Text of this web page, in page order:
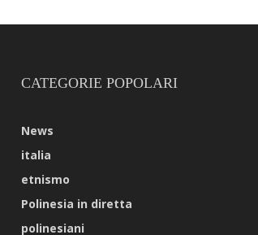
CATEGORIE POPOLARI
News
italia
etnismo
Polinesia in diretta
polinesiani